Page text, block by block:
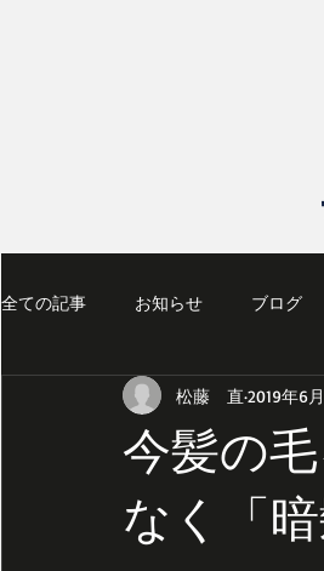
全ての記事 お知らせ ブログ
今髪の
なく「暗
松藤 直 2019年6